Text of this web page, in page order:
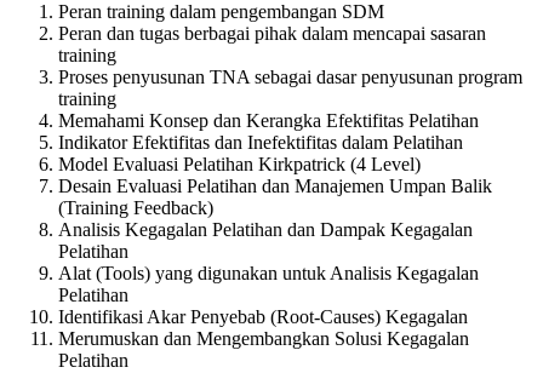
Peran training dalam pengembangan SDM
Peran dan tugas berbagai pihak dalam mencapai sasaran
training
Proses penyusunan TNA sebagai dasar penyusunan program
training
Memahami Konsep dan Kerangka Efektifitas Pelatihan
Indikator Efektifitas dan Inefektifitas dalam Pelatihan
Model Evaluasi Pelatihan Kirkpatrick (4 Level)
Desain Evaluasi Pelatihan dan Manajemen Umpan Balik
(Training Feedback)
Analisis Kegagalan Pelatihan dan Dampak Kegagalan
Pelatihan
Alat (Tools) yang digunakan untuk Analisis Kegagalan
Pelatihan
Identifikasi Akar Penyebab (Root-Causes) Kegagalan
Merumuskan dan Mengembangkan Solusi Kegagalan
Pelatihan